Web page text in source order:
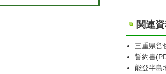
関連
三重県営
誓約書(
能登半島